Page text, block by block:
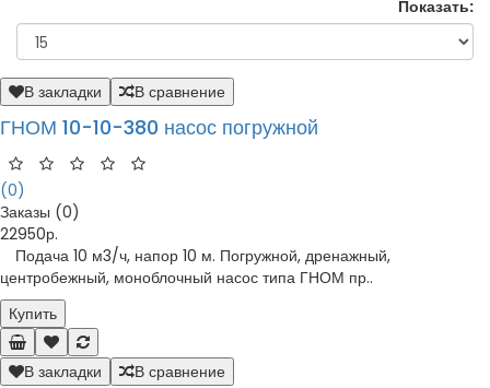
Показать:
В закладки В сравнение
ГНОМ 10-10-380 насос погружной
(0)
Заказы (0)
22950р.
Подача 10 м3/ч, напор 10 м. Погружной, дренажный,
центробежный, моноблочный насос типа ГНОМ пр..
Купить
В закладки В сравнение